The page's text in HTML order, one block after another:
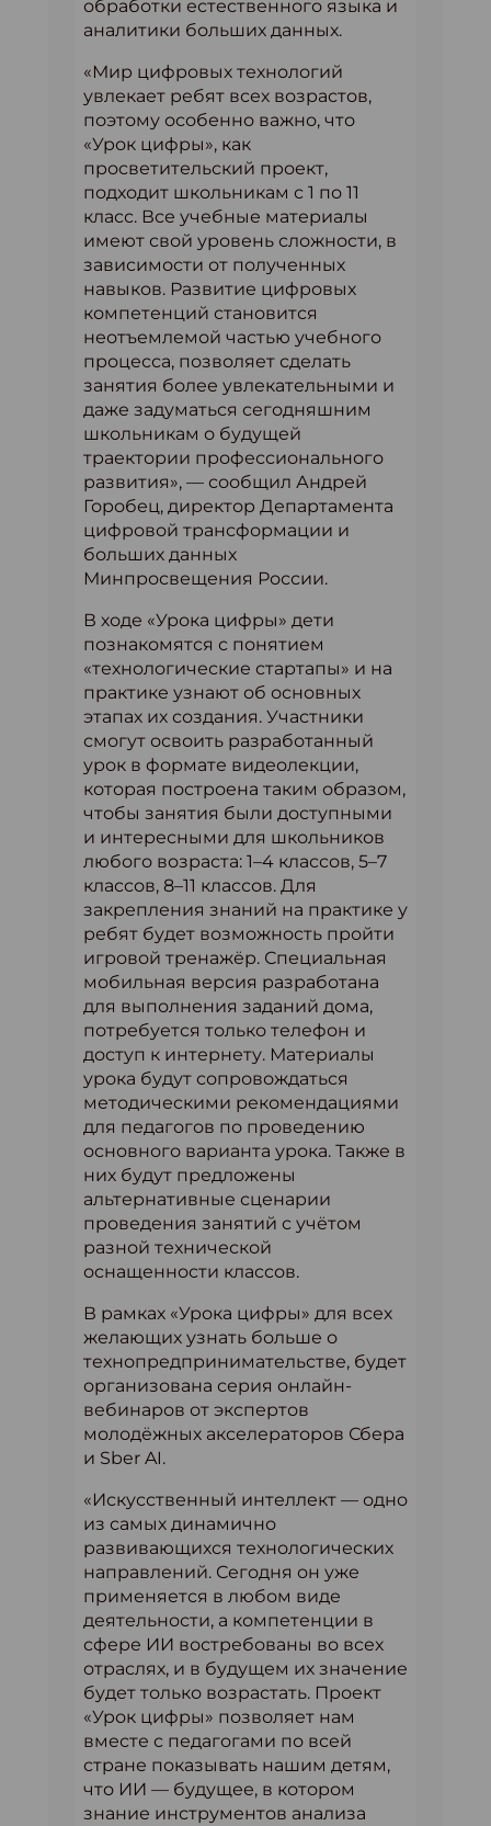
обработки естественного языка и
аналитики больших данных.
«Мир цифровых технологий
увлекает ребят всех возрастов,
поэтому особенно важно, что
«Урок цифры», как
просветительский проект,
подходит школьникам с 1 по 11
класс. Все учебные материалы
имеют свой уровень сложности, в
зависимости от полученных
навыков. Развитие цифровых
компетенций становится
неотъемлемой частью учебного
процесса, позволяет сделать
занятия более увлекательными и
даже задуматься сегодняшним
школьникам о будущей
траектории профессионального
развития», — сообщил Андрей
Горобец, директор Департамента
цифровой трансформации и
больших данных
Минпросвещения России.
В ходе «Урока цифры» дети
познакомятся с понятием
«технологические стартапы» и на
практике узнают об основных
этапах их создания. Участники
смогут освоить разработанный
урок в формате видеолекции,
которая построена таким образом,
чтобы занятия были доступными
и интересными для школьников
любого возраста: 1–4 классов, 5–7
классов, 8–11 классов. Для
закрепления знаний на практике у
ребят будет возможность пройти
игровой тренажёр. Специальная
мобильная версия разработана
для выполнения заданий дома,
потребуется только телефон и
доступ к интернету. Материалы
урока будут сопровождаться
методическими рекомендациями
для педагогов по проведению
основного варианта урока. Также в
них будут предложены
альтернативные сценарии
проведения занятий с учётом
разной технической
оснащенности классов.
В рамках «Урока цифры» для всех
желающих узнать больше о
технопредпринимательстве, будет
организована серия онлайн-
вебинаров от экспертов
молодёжных акселераторов Сбера
и Sber AI.
«Искусственный интеллект — одно
из самых динамично
развивающихся технологических
направлений. Сегодня он уже
применяется в любом виде
деятельности, а компетенции в
сфере ИИ востребованы во всех
отраслях, и в будущем их значение
будет только возрастать. Проект
«Урок цифры» позволяет нам
вместе с педагогами по всей
стране показывать нашим детям,
что ИИ — будущее, в котором
знание инструментов анализа